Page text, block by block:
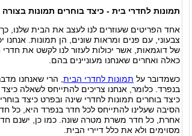
תמונות לחדרי בית - כיצד בוחרים תמונות בצורה
אחד הפריטים שעוזרים לנו לעצב את הבית שלנו, כך
צבעוני, עם פנים ומראות שונים, הן תמונות. אנחנו
של דוגמאות, אשר יכולות לעזור לנו לקשט את חדרי
כאלה ואחרים שאנחנו מעוניינים בהם.
כשמדובר על תמונות לחדרי הבית , הרי שאנחנו
בנפרד. כלומר, אנחנו צריכים להתייחס לשאלה כיצד
כיצד בוחרים תמונות לחדרי שינה ובפרט כיצד
הסיבה שעלינו להתייחס לכל חדר בנפרד היא, כל
אחרת, כל חדר משרת מטרה שונה. כמו כן, ישנם
מסוימים ולא את כלל דיירי הבית.